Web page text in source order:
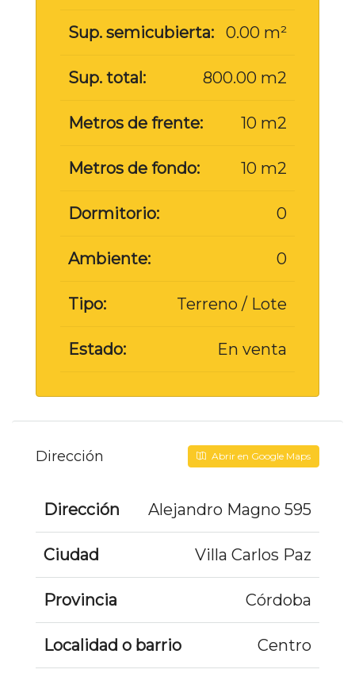
Sup. semicubierta: 0.00 m²
Sup. total: 800.00 m2
Metros de frente: 10 m2
Metros de fondo: 10 m2
Dormitorio: 0
Ambiente: 0
Tipo: Terreno / Lote
Estado: En venta
Dirección Abrir en Google Maps
Dirección Alejandro Magno 595
Ciudad Villa Carlos Paz
Provincia Córdoba
Localidad o barrio Centro